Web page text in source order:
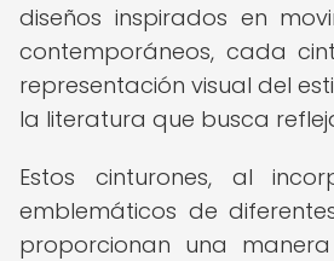
diseños inspirados en
contemporáneos, cada
representación visual del
la literatura que busca
Estos cinturones, al
emblemáticos de
proporcionan una